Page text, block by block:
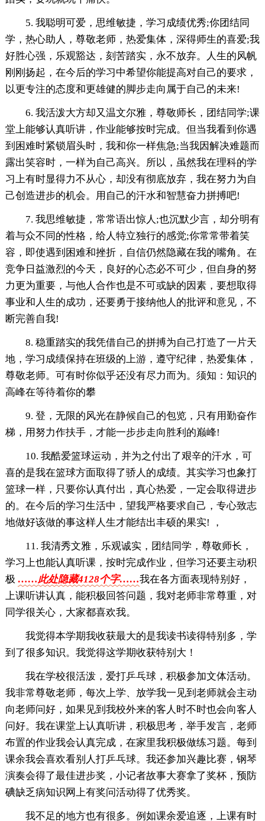
5. 我聪明可爱，思维敏捷，学习成绩优秀;你团结同
学，热心助人，尊敬老师，热爱集体，深得师生的喜爱;我
好胜心强，乐观豁达，刻苦踏实，永不放弃。人生的风帆
刚刚扬起，在今后的学习中希望你能提高对自己的要求，
以更专注的态度和更雄健的脚步走向属于自己的未来!
6. 我活泼大方却又温文尔雅，尊敬师长，团结同学;课
堂上能够认真听讲，作业能够按时完成。但当我看到你遇
到困难时紧锁眉头时，我和你一样焦急;当我因解决难题而
露出笑容时，一样为自己高兴。所以，虽然我在理科的学
习上有时显得力不从心，却没有彻底放弃，我在努力为自
己创造进步的机会。用自己的汗水和智慧奋力拼搏吧!
7. 我思维敏捷，常常语出惊人;也沉默少言，却分明有
着与众不同的性格，给人特立独行的感觉;你常常带着笑
容，即使遇到困难和挫折，自信仍然隐藏在我的嘴角。在
竞争日益激烈的今天，良好的心态必不可少，但自身的努
力更为重要，与他人合作也是不可或缺的因素，要想取得
事业和人生的成功，还要勇于接纳他人的批评和意见，不
断完善自我!
8. 稳重踏实的我凭借自己的拼搏为自己打造了一片天
地，学习成绩保持在班级的上游，遵守纪律，热爱集体，
尊敬老师。可有时你似乎还没有尽力而为。须知：知识的
高峰在等待着你的攀
9. 登，无限的风光在静候自己的包览，只有用勤奋作
梯，用努力作扶手，才能一步步走向胜利的巅峰!
10. 我酷爱篮球运动，并为之付出了艰辛的汗水，可
喜的是我在篮球方面取得了骄人的成绩。其实学习也象打
篮球一样，只要你认真付出，真心热爱，一定会取得进步
的。在今后的学习生活中，望我严格要求自己，专心致志
地做好该做的事这样人生才能结出丰硕的果实! ，
11. 我清秀文雅，乐观诚实，团结同学，尊敬师长，
学习上也能认真听课，按时完成作业，但学习还要主动积
极 ……此处隐藏4128个字……我在各方面表现特别好，
上课听讲认真，能积极回答问题，我对老师非常尊重，对
同学很关心，大家都喜欢我。
我觉得本学期我收获最大的是我读书读得特别多，学
到了很多知识。我觉得这学期收获特别大！
我在学校很活泼，爱打乒乓球，积极参加文体活动。
我非常尊敬老师，每次上学、放学我一见到老师就会主动
向老师问好，如果见到我校外来的客人时不时也会向客人
问好。我在课堂上认真听讲，积极思考，举手发言，老师
布置的作业我会认真完成，在家里我积极做练习题。每到
课余我会喜欢看别人打乒乓球。我还参加兴趣比赛，钢琴
演奏会得了最佳进步奖，小记者故事大赛拿了奖杯，预防
碘缺乏病知识网上有奖问活动得了优秀奖。
我不足的地方也有很多。例如课余爱追逐，上课有时